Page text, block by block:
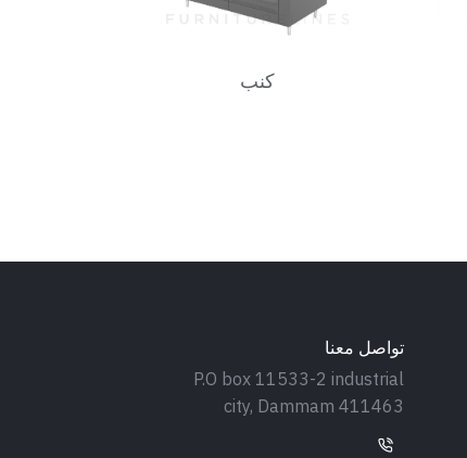
كنب
تواصل معنا
P.O box 11533-2 industrial
city, Dammam 411463